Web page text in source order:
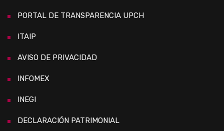
PORTAL DE TRANSPARENCIA UPCH
ITAIP
AVISO DE PRIVACIDAD
INFOMEX
INEGI
DECLARACIÓN PATRIMONIAL